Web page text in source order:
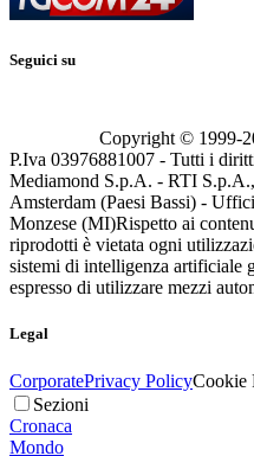
Seguici su
Copyright © 1999-
P.Iva 03976881007 - Tutti i
Mediamond S.p.A. - RTI
Amsterdam (Paesi Bassi) -
Monzese (MI)Rispetto ai
riprodotti è vietata ogni
sistemi di intelligenza artificiale
espresso di utilizzare mezzi
Legal
CorporatePrivacy PolicyCookie
Sezioni
Cronaca
Mondo